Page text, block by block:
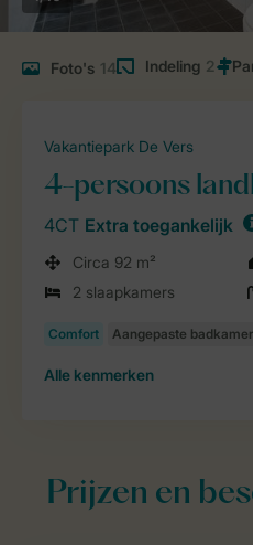
Foto's 14 Indeling 2
Vakantiepark De Vers
4-persoons
4CT Extra toegankelijk
Circa 92 m²
2 slaapkamers
Alle kenmerken
Prijzen en